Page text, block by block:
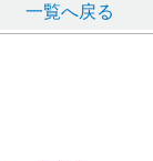
一覧へ戻る